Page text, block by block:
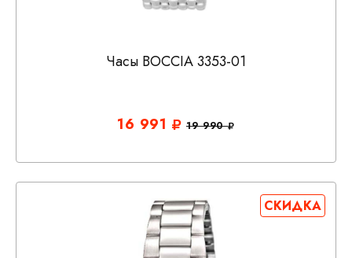
Часы BOCCIA 3353-01
16 991 19 990
СКИДКА